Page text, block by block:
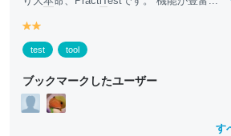
y
e
ll
w
e
ll
o
w
test tool
ブックマークしたユーザー
す